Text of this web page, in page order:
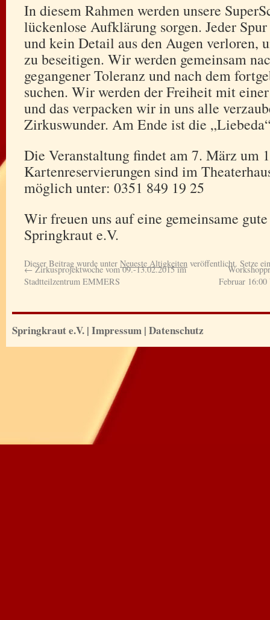
In diesem Rahmen werden unsere
lückenlose Aufklärung sorgen. Jeder
und kein Detail aus den Augen verloren,
zu beseitigen. Wir werden gemeinsam
gegangener Toleranz und nach dem
suchen. Wir werden der Freiheit mit
und das verpacken wir in uns alle
Zirkuswunder. Am Ende ist die
Die Veranstaltung findet am 7. März um
Kartenreservierungen sind im
möglich unter: 0351 849 19 25
Wir freuen uns auf eine gemeinsame
Springkraut e.V.
Dieser Beitrag wurde unter Neueste Altigkeiten veröffentlicht. Setze
←Zirkusprojektwoche vom 09.-13.02.2015 im
Stadtteilzentrum EMMERS
Februar
Springkraut e.V. | Impressum | Datenschutz